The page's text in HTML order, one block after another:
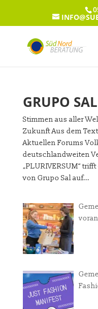
GRUPO
Stimmen aus aller
Zukunft Aus dem
Aktuellen Forums
deutschlandweiten
„PLURIVERSUM“
von Grupo Sal auf...